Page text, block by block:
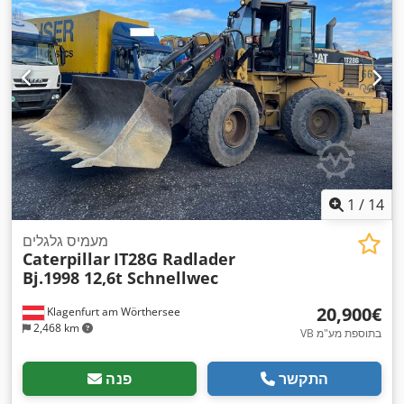
1,988 מ"מ
, גובה כולל:1,537 מ"מ
, מהירות סיבוב (מקסימלית):
1,200 סל"ד, יצרן מנועים:Caterpillar , סוג קירור:מים ,
1 / 14
Klagenfurt am Wörthersee
2,468 km
מעמיס גלגלים
Caterpillar IT28G Radlader
Bj.1998 12,6t Schnellwec
‏20,900 ‏€
VB בתוספת מע"מ
פנה התקשר